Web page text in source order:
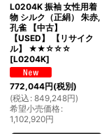
L0204K 振袖 女性用着
物 シルク（正絹） 朱赤,
孔雀 【中古】
【USED】 【リサイク
ル】 ★★☆☆☆
[L0204K]
772,044円(税別)
(税込 : 849,248円)
希望小売価格:
1,102,920円